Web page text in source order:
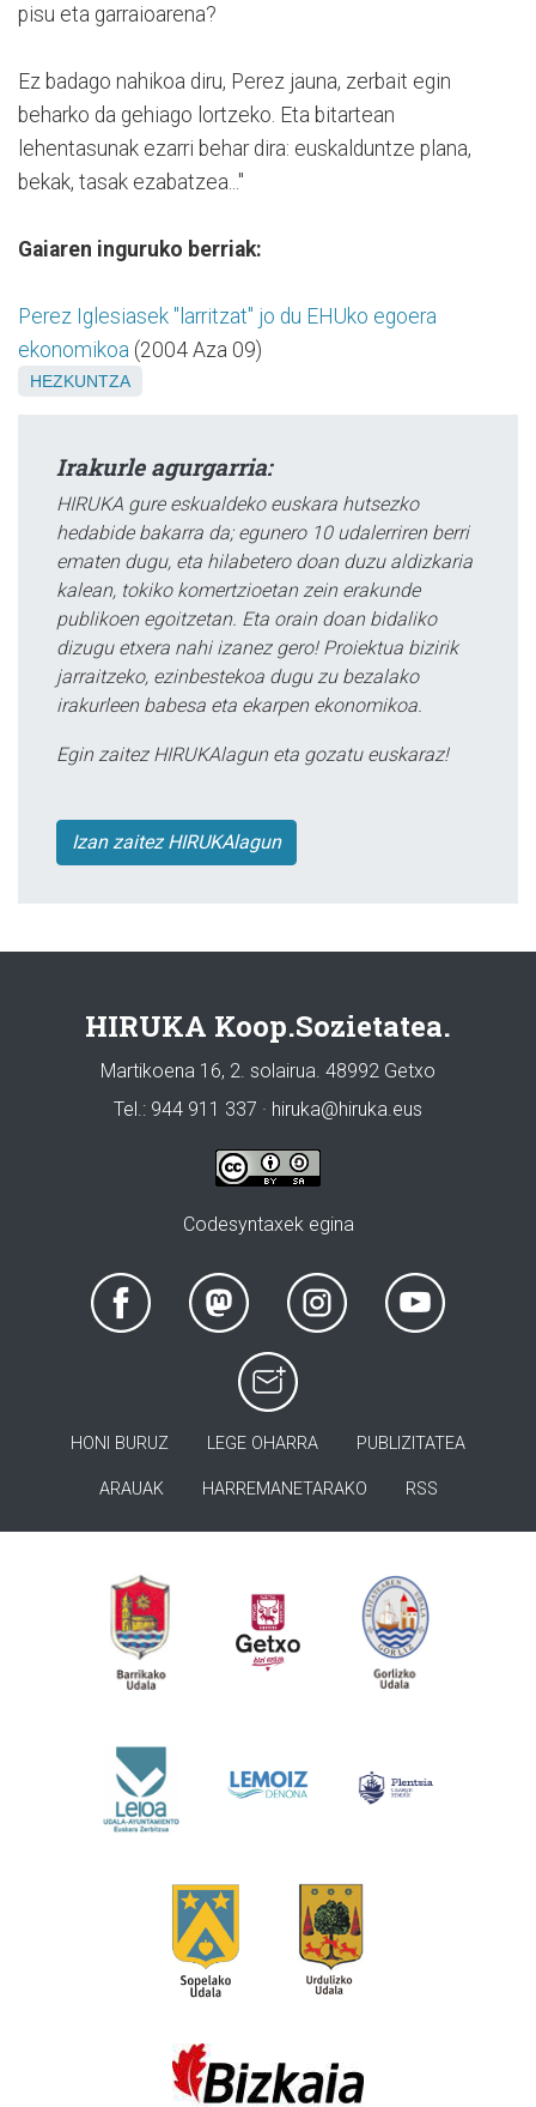
pisu eta garraioarena?
Ez badago nahikoa diru, Perez jauna, zerbait egin
beharko da gehiago lortzeko. Eta bitartean
lehentasunak ezarri behar dira: euskalduntze plana,
bekak, tasak ezabatzea..."
Gaiaren inguruko berriak:
Perez Iglesiasek "larritzat" jo du EHUko egoera
ekonomikoa (2004 Aza 09)
HEZKUNTZA
Irakurle agurgarria:
HIRUKA gure eskualdeko euskara hutsezko
hedabide bakarra da; egunero 10 udalerriren berri
ematen dugu, eta hilabetero doan duzu aldizkaria
kalean, tokiko komertzioetan zein erakunde
publikoen egoitzetan. Eta orain doan bidaliko
dizugu etxera nahi izanez gero! Proiektua bizirik
jarraitzeko, ezinbestekoa dugu zu bezalako
irakurleen babesa eta ekarpen ekonomikoa.
Egin zaitez HIRUKAlagun eta gozatu euskaraz!
Izan zaitez HIRUKAlagun
HIRUKA Koop.Sozietatea.
Martikoena 16, 2. solairua. 48992 Getxo
Tel.: 944 911 337 · hiruka@hiruka.eus
Codesyntaxek egina
HONI BURUZ LEGE OHARRA PUBLIZITATEA
ARAUAK HARREMANETARAKO RSS